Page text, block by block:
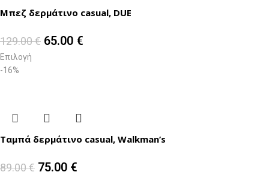
Μπεζ δερμάτινο casual, DUE
129.00€ 65.00 €
Επιλογή
-16%
Ταμπά δερμάτινο casual, Walkman’s
89.00€ 75.00 €